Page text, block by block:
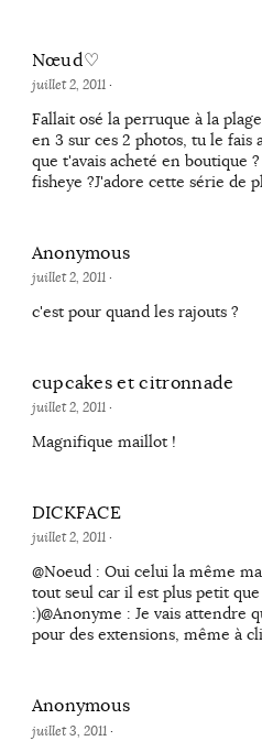
Nœud♡
juillet 2, 2011·
Fallait osé la perruque à la
en 3 sur ces 2 photos, tu le fais
que t'avais acheté en boutique
fisheye ?J'adore cette série de
Anonymous
juillet 2, 2011·
c'est pour quand les rajouts ?
cupcakes et citronnade
juillet 2, 2011·
Magnifique maillot !
DICKFACE
juillet 2, 2011·
@Noeud : Oui celui la même
tout seul car il est plus petit
:)@Anonyme : Je vais attendre
pour des extensions, même à
Anonymous
juillet 3, 2011·